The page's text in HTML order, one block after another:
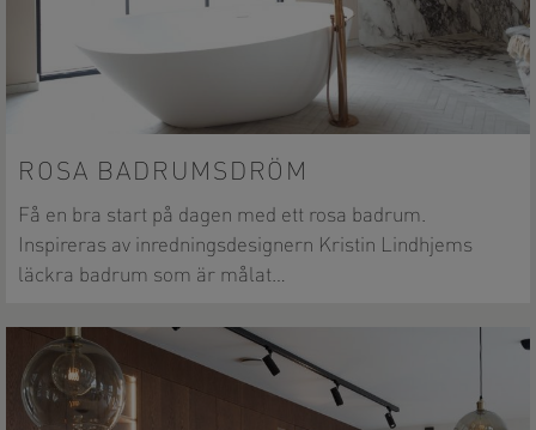
ROSA BADRUMSDRÖM
Få en bra start på dagen med ett rosa badrum.
Inspireras av inredningsdesignern Kristin Lindhjems
läckra badrum som är målat…